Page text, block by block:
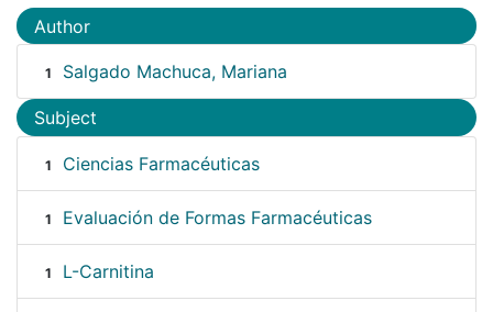
Author
1 Salgado Machuca, Mariana
Subject
1 Ciencias Farmacéuticas
1 Evaluación de Formas Farmacéuticas
1 L-Carnitina